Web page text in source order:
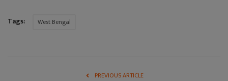
Tags: West Bengal
PREVIOUS ARTICLE